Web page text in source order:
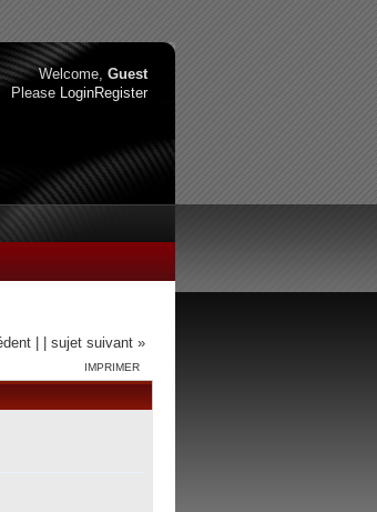
Welcome, Guest
Please LoginRegister
| | sujet suivant »
IMPRIMER